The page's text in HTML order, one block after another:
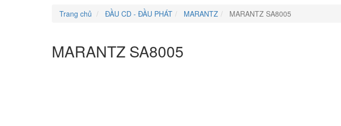
Trang chủ
ĐẦU CD - ĐẦU PHÁT MARANTZ MARANTZ SA8005
MARANTZ SA8005